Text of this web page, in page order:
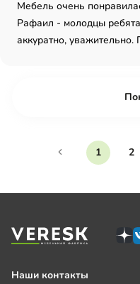
Мебель очень
Рафаил - молодцы
аккуратно,
1 2
Наши контакты